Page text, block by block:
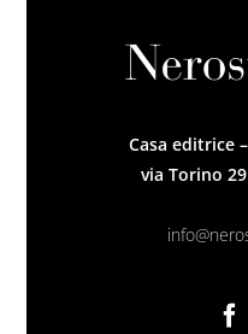
Casa editrice
via Torino